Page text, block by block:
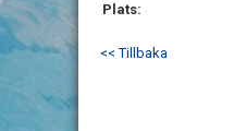
Plats:
<< Tillbaka